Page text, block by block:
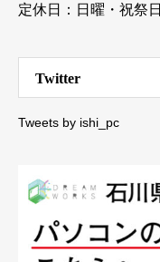
定休日：日曜・祝祭日
Twitter
Tweets by ishi_pc